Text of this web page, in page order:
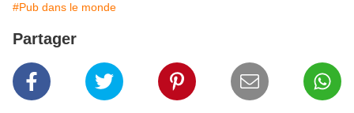
#Pub dans le monde
Partager